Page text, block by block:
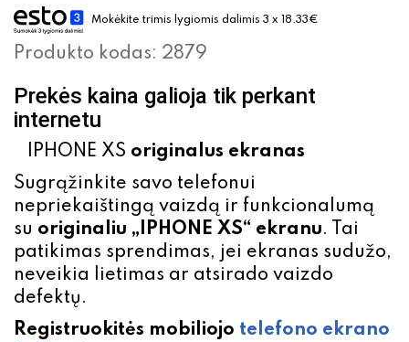
Mokėkite trimis lygiomis dalimis 3 x 18.33€
Produkto kodas: 2879
Prekės kaina galioja tik perkant
internetu
IPHONE XS originalus ekranas
Sugrąžinkite savo telefonui
nepriekaištingą vaizdą ir funkcionalumą
su originaliu „IPHONE XS“ ekranu. Tai
patikimas sprendimas, jei ekranas sudužo,
neveikia lietimas ar atsirado vaizdo
defektų.
Registruokitės mobiliojo telefono ekrano